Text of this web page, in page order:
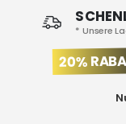
* Unsere
20%